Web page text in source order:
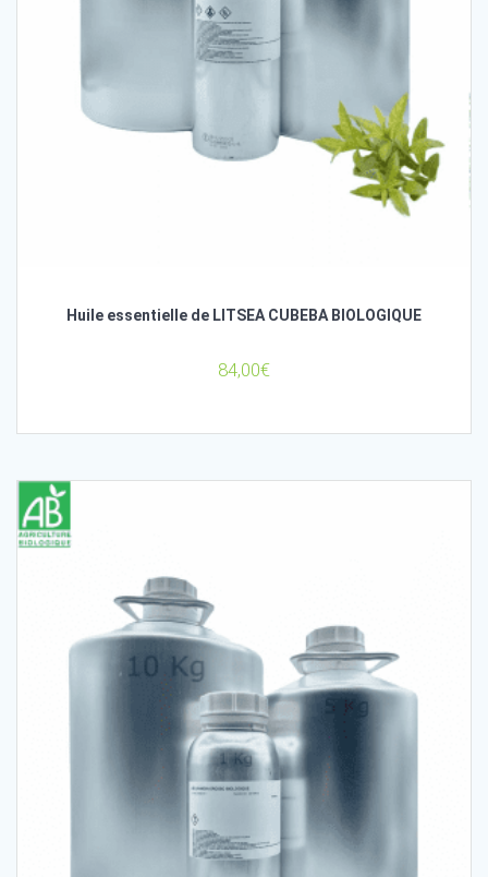
Huile essentielle de LITSEA CUBEBA BIOLOGIQUE
84,00€